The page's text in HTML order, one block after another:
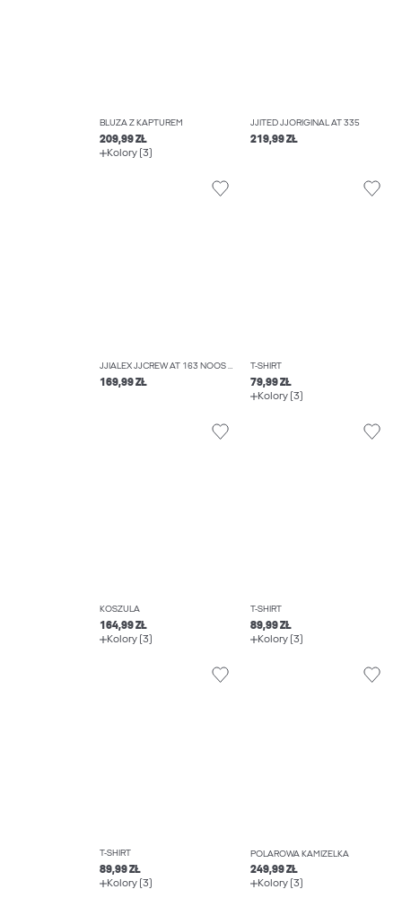
BLUZA Z KAPTUREM
209,99 ZŁ
Kolory (3)
JJITED JJORIGINAL AT 335
219,99 ZŁ
JJIALEX JJCREW AT 163 NOOS JEANSY O KROJU BAGGY
169,99 ZŁ
T-SHIRT
79,99 ZŁ
Kolory (3)
KOSZULA
164,99 ZŁ
Kolory (3)
T-SHIRT
89,99 ZŁ
Kolory (3)
T-SHIRT
89,99 ZŁ
Kolory (3)
POLAROWA KAMIZELKA
249,99 ZŁ
Kolory (3)